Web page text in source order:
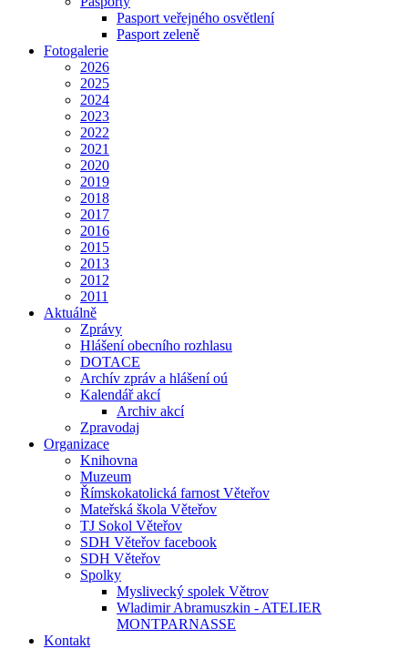
Pasport veřejného osvětlení
Pasport zeleně
Fotogalerie
2026
2025
2024
2023
2022
2021
2020
2019
2018
2017
2016
2015
2013
2012
2011
Aktuálně
Zprávy
Hlášení obecního rozhlasu
DOTACE
Archív zpráv a hlášení oú
Kalendář akcí
Archiv akcí
Zpravodaj
Organizace
Knihovna
Muzeum
Římskokatolická farnost Věteřov
Mateřská škola Věteřov
TJ Sokol Věteřov
SDH Věteřov facebook
SDH Věteřov
Spolky
Myslivecký spolek Větrov
Wladimir Abramuszkin - ATELIER
MONTPARNASSE
Kontakt